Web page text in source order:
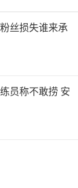
丝损失谁来承
员称不敢捞 安